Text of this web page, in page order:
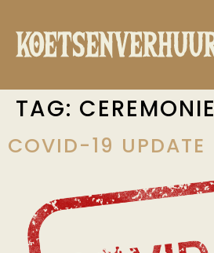
TAG: CEREMONIE
COVID-19 UPDATE